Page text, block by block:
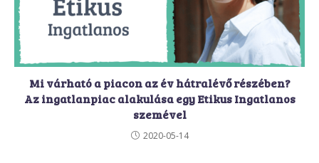
Mi várható a piacon az év hátralévő részében?
Az ingatlanpiac alakulása egy Etikus Ingatlanos
szemével
2020-05-14